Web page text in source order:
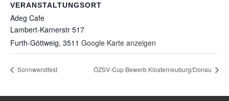
VERANSTALTUNGSORT
Adeg Cafe
Lambert-Karnerstr 517
Furth-Göttweig, 3511 Google Karte anzeigen
Sonnwendfest ÖZSV-Cup Bewerb Klosterneuburg/Donau